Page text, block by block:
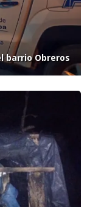
barrio Obreros